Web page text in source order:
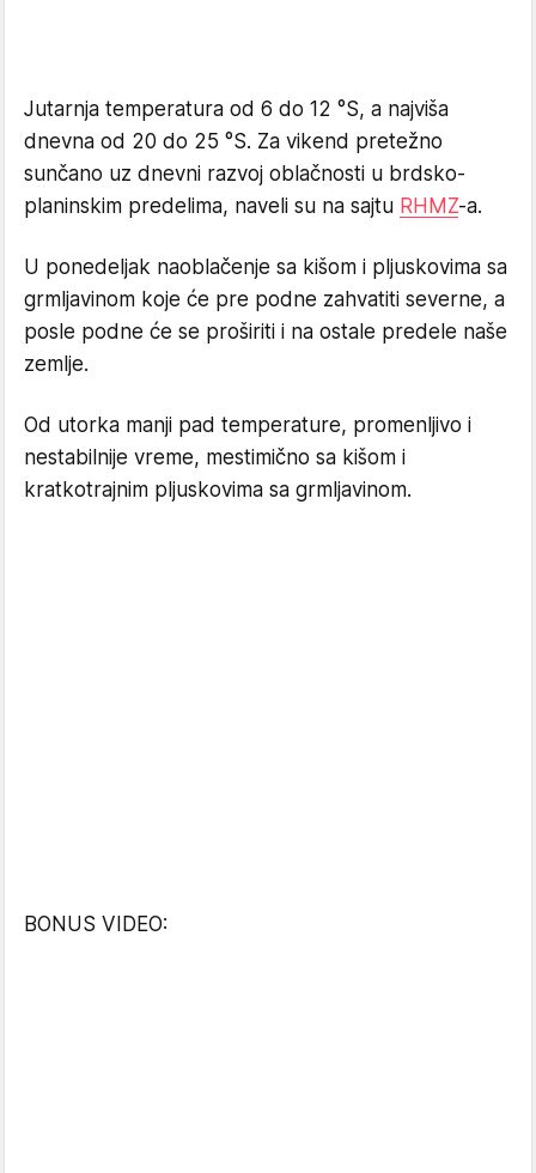
Jutarnja temperatura od 6 do 12 °S, a najviša
dnevna od 20 do 25 °S. Za vikend pretežno
sunčano uz dnevni razvoj oblačnosti u brdsko-
planinskim predelima, naveli su na sajtu RHMZ-a.
U ponedeljak naoblačenje sa kišom i pljuskovima sa
grmljavinom koje će pre podne zahvatiti severne, a
posle podne će se proširiti i na ostale predele naše
zemlje.
Od utorka manji pad temperature, promenljivo i
nestabilnije vreme, mestimično sa kišom i
kratkotrajnim pljuskovima sa grmljavinom.
BONUS VIDEO: